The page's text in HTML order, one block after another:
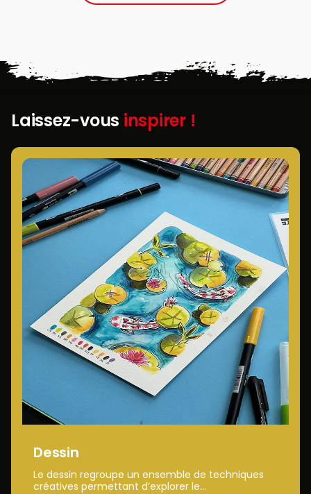
Laissez-vous inspirer !
Dessin
Le dessin regroupe un ensemble de techniques
créatives permettant d’explorer le...